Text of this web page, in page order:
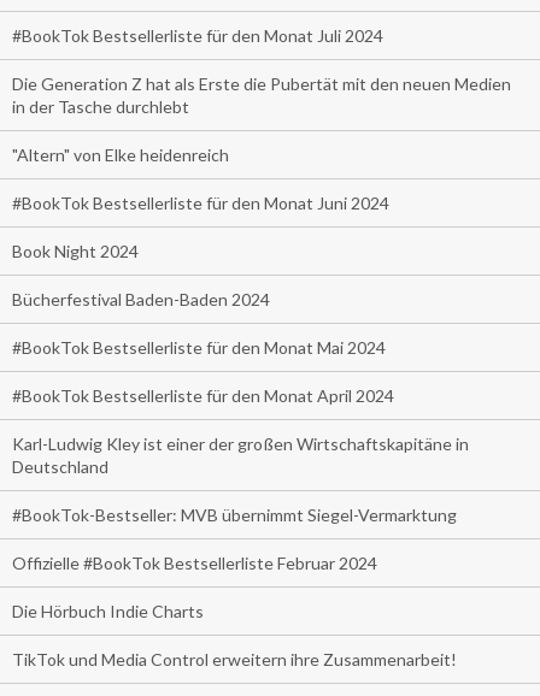
#BookTok Bestsellerliste für den Monat Juli 2024
Die Generation Z hat als Erste die Pubertät mit den neuen Medien
in der Tasche durchlebt
"Altern" von Elke heidenreich
#BookTok Bestsellerliste für den Monat Juni 2024
Book Night 2024
Bücherfestival Baden-Baden 2024
#BookTok Bestsellerliste für den Monat Mai 2024
#BookTok Bestsellerliste für den Monat April 2024
Karl-Ludwig Kley ist einer der großen Wirtschaftskapitäne in
Deutschland
#BookTok-Bestseller: MVB übernimmt Siegel-Vermarktung
Offizielle #BookTok Bestsellerliste Februar 2024
Die Hörbuch Indie Charts
TikTok und Media Control erweitern ihre Zusammenarbeit!